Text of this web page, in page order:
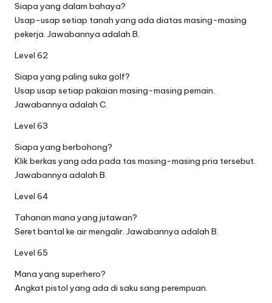
Siapa yang dalam bahaya?
Usap-usap setiap tanah yang ada diatas masing-masing
pekerja. Jawabannya adalah B.
Level 62
Siapa yang paling suka golf?
Usap usap setiap pakaian masing-masing pemain.
Jawabannya adalah C.
Level 63
Siapa yang berbohong?
Klik berkas yang ada pada tas masing-masing pria tersebut.
Jawabannya adalah B.
Level 64
Tahanan mana yang jutawan?
Seret bantal ke air mengalir. Jawabannya adalah B.
Level 65
Mana yang superhero?
Angkat pistol yang ada di saku sang perempuan.